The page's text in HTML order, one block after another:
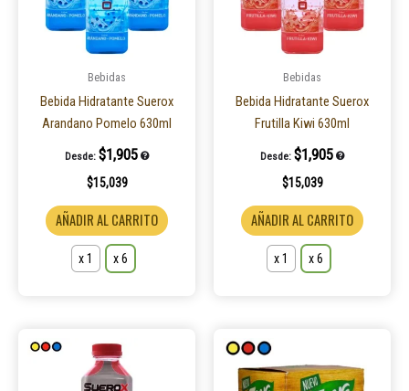
Bebidas
Bebida Hidratante Suerox
Arandano Pomelo 630ml
Desde: $1,905
$15,039
AÑADIR AL CARRITO
Las
opciones
elegir
en
x 1 x 6
Bebidas
Bebida Hidratante Suerox
Frutilla Kiwi 630ml
Desde: $1,905
$15,039
AÑADIR AL CARRITO
Las
elegir
x 1 x 6